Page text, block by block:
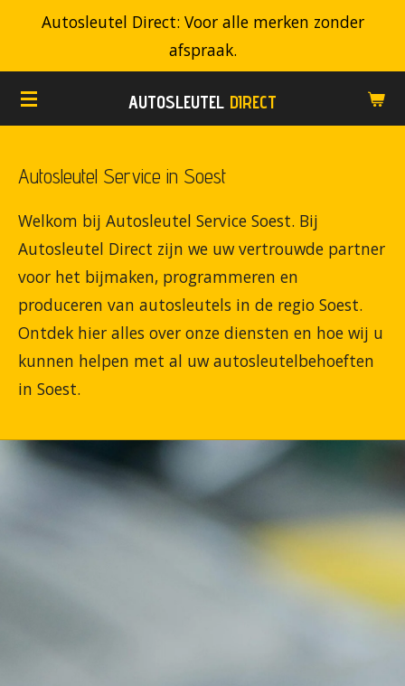
de
AUTOSLEUTEL DIRECT
Autosleutel Direct: Voor alle merken zonder
afspraak.
Autosleutel Service in Soest
Welkom bij Autosleutel Service Soest. Bij
Autosleutel Direct zijn we uw vertrouwde partner
voor het bijmaken, programmeren en
produceren van autosleutels in de regio Soest.
Ontdek hier alles over onze diensten en hoe wij u
kunnen helpen met al uw autosleutelbehoeften
in Soest.